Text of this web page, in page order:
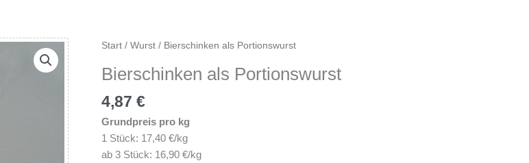
Start / Wurst / Bierschinken als Portionswurst
Bierschinken als Portionswurst
4,87 €
Grundpreis pro kg
1 Stück: 17,40 €/kg
ab 3 Stück: 16,90 €/kg
Bierschinken
Portionswurst
Menge